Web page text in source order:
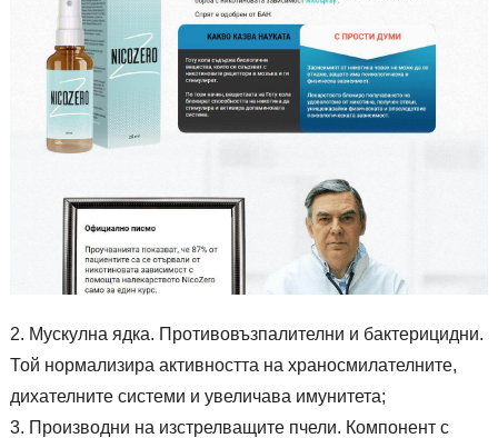
Мускулна ядка. Противовъзпалителни и бактерицидни.
Той нормализира активността на храносмилателните,
дихателните системи и увеличава имунитета;
Производни на изстрелващите пчели. Компонент с